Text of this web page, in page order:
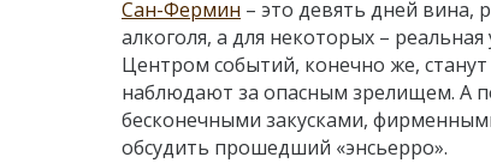
Сан-Фермин – это девять дней вина,
алкоголя, а для некоторых –
Центром событий, конечно же,
наблюдают за опасным зрелищем. А
бесконечными закусками,
обсудить прошедший «энсьерро».